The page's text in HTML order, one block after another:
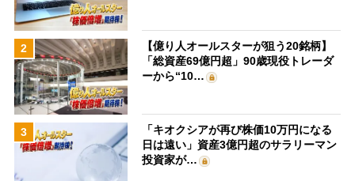
2
【億り人オールスターが狙う20銘柄】
「総資産69億円超」90歳現役トレーダ
ーから“10…
3
「キオクシアが再び株価10万円になる
日は遠い」資産3億円超のサラリーマン
投資家が…